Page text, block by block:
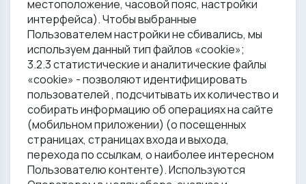
местоположение, часовой пояс, настройки
интерфейса). Чтобы выбранные
Пользователем настройки не сбивались, мы
используем данный тип файлов «cookie»;
3.2.3 статистические и аналитические файлы
«cookie» - позволяют идентифицировать
пользователей , подсчитывать их количество и
собирать информацию об операциях на сайте
(мобильном приложении) (о посещенных
страницах, страницах входа и выхода,
перехода по ссылкам, о наиболее интересном
Пользователю контенте). Используются